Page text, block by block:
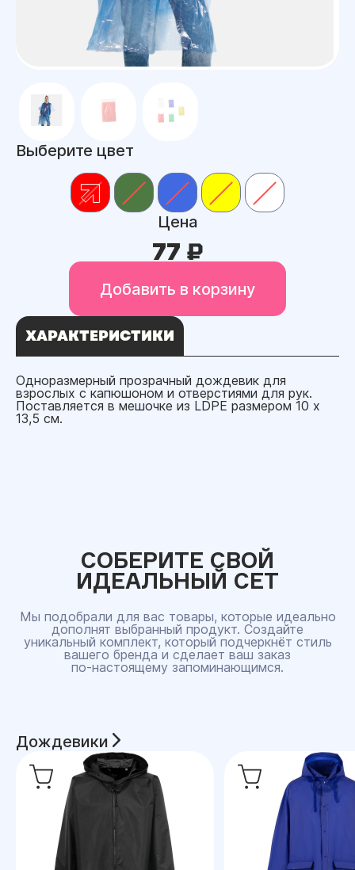
Выберите цвет
Цена
77 ₽
Добавить в корзину
ХАРАКТЕРИСТИКИ
Одноразмерный прозрачный дождевик для
взрослых с капюшоном и отверстиями для рук.
Поставляется в мешочке из LDPE размером 10 x
13,5 см.
СОБЕРИТЕ СВОЙ
ИДЕАЛЬНЫЙ СЕТ
Мы подобрали для вас товары, которые идеально
дополнят выбранный продукт. Создайте
уникальный комплект, который подчеркнёт стиль
вашего бренда и сделает ваш заказ
по‑настоящему запоминающимся.
Дождевики